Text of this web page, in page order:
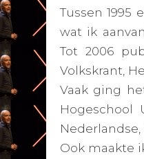
Tussen 1995
wat ik
Tot 2006
Volkskrant,
Vaak ging
Hogeschool
Ook maakte